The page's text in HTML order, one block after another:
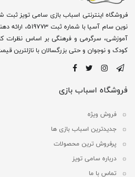
فروشگاه اینترنتی اسباب بازی سامی تویز ثبت
نوین سام آسیا با
آموزشی، سرگرمی و فرهنگی بر اساس نظرات
کودک و نوجوان و حتی بزرگسالان با نازلترین
فروشگاه اسباب بازی
فروش ویژه
جدیدترین اسباب بازی ها
پرفروش ترین محصولات
درباره سامی تویز
تماس با ما